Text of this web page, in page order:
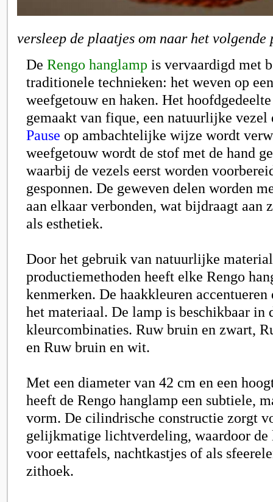
versleep de plaatjes om naar het
De Rengo hanglamp is vervaardigd met
traditionele technieken: het weven op
weefgetouw en haken. Het
gemaakt van fique, een natuurlijke
Pause op ambachtelijke wijze wordt
weefgetouw wordt de stof met de hand
waarbij de vezels eerst worden
gesponnen. De geweven delen worden
aan elkaar verbonden, wat bijdraagt aan
als esthetiek.
Door het gebruik van natuurlijke
productiemethoden heeft elke Rengo
kenmerken. De haakkleuren accentueren
het materiaal. De lamp is beschikbaar in
kleurcombinaties. Ruw bruin en zwart,
en Ruw bruin en wit.
Met een diameter van 42 cm en een
heeft de Rengo hanglamp een subtiele,
vorm. De cilindrische constructie zorgt
gelijkmatige lichtverdeling, waardoor de
voor eettafels, nachtkastjes of als
zithoek.